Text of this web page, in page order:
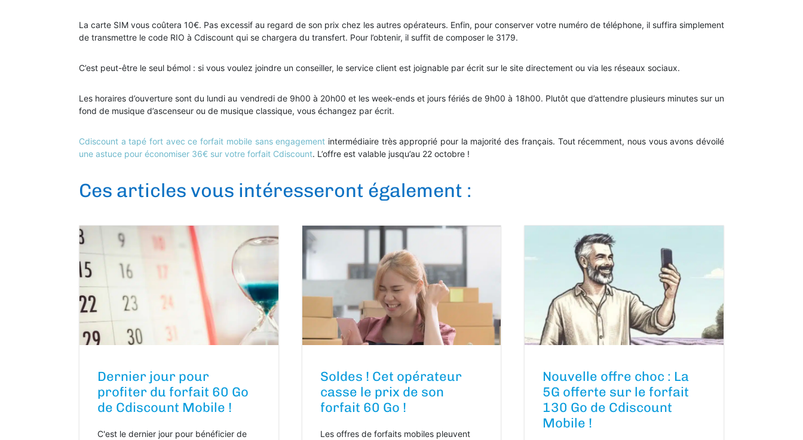
La carte SIM vous coûtera 10€. Pas excessif au regard de son prix chez les autres opérateurs. Enfin, pour conserver votre numéro de téléphone, il suffira simplement
de transmettre le code RIO à Cdiscount qui se chargera du transfert. Pour l’obtenir, il suffit de composer le 3179.
C’est peut-être le seul bémol : si vous voulez joindre un conseiller, le service client est joignable par écrit sur le site directement ou via les réseaux sociaux.
Les horaires d’ouverture sont du lundi au vendredi de 9h00 à 20h00 et les week-ends et jours fériés de 9h00 à 18h00. Plutôt que d’attendre plusieurs minutes sur un
fond de musique d’ascenseur ou de musique classique, vous échangez par écrit.
Cdiscount a tapé fort avec ce forfait mobile sans engagement intermédiaire très approprié pour la majorité des français. Tout récemment, nous vous avons dévoilé
une astuce pour économiser 36€ sur votre forfait Cdiscount. L’offre est valable jusqu’au 22 octobre !
Ces articles vous intéresseront également :
Dernier jour pour
profiter du forfait 60 Go
de Cdiscount Mobile !
C'est le dernier jour pour bénéficier de
Soldes ! Cet opérateur
casse le prix de son
forfait 60 Go !
Les offres de forfaits mobiles pleuvent
Nouvelle offre choc : La
5G offerte sur le forfait
130 Go de Cdiscount
Mobile !